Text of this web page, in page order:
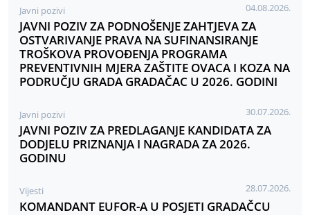
Javni pozivi 04.08.2026.
JAVNI POZIV ZA PODNOŠENJE ZAHTJEVA ZA
OSTVARIVANJE PRAVA NA SUFINANSIRANJE
TROŠKOVA PROVOĐENJA PROGRAMA
PREVENTIVNIH MJERA ZAŠTITE OVACA I KOZA NA
PODRUČJU GRADA GRADAČAC U 2026. GODINI
Javni pozivi 30.07.2026.
JAVNI POZIV ZA PREDLAGANJE KANDIDATA ZA
DODJELU PRIZNANJA I NAGRADA ZA 2026.
GODINU
Vijesti 28.07.2026.
KOMANDANT EUFOR-A U POSJETI GRADAČCU